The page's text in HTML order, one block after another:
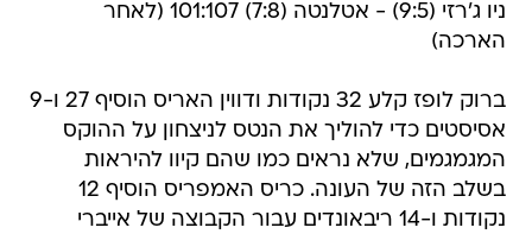
ניו ג'רזי (9:5) - אטלנטה (7:8) 101:107 (לאחר
הארכה)
ברוק לופז קלע 32 נקודות ודווין האריס הוסיף 27 ו-9
אסיסטים כדי להוליך את הנטס לניצחון על ההוקס
המגמגמים, שלא נראים כמו שהם קיוו להיראות
בשלב הזה של העונה. כריס האמפריס הוסיף 12
נקודות ו-14 ריבאונדים עבור הקבוצה של אייברי